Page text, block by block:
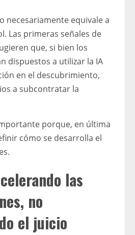
necesariamente equivale a
Las primeras señales de
que, si bien los
dispuestos a utilizar la IA
en el descubrimiento,
a subcontratar la
porque, en última
cómo se desarrolla el
las
no
el juicio